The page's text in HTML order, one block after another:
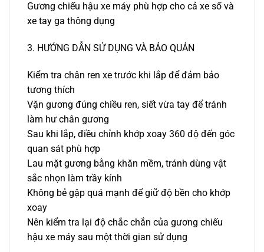
Gương chiếu hậu xe máy phù hợp cho cả xe số và
xe tay ga thông dụng
3. HƯỚNG DẪN SỬ DỤNG VÀ BẢO QUẢN
Kiểm tra chân ren xe trước khi lắp để đảm bảo
tương thích
Vặn gương đúng chiều ren, siết vừa tay để tránh
làm hư chân gương
Sau khi lắp, điều chỉnh khớp xoay 360 độ đến góc
quan sát phù hợp
Lau mặt gương bằng khăn mềm, tránh dùng vật
sắc nhọn làm trầy kính
Không bẻ gập quá mạnh để giữ độ bền cho khớp
xoay
Nên kiểm tra lại độ chắc chắn của gương chiếu
hậu xe máy sau một thời gian sử dụng